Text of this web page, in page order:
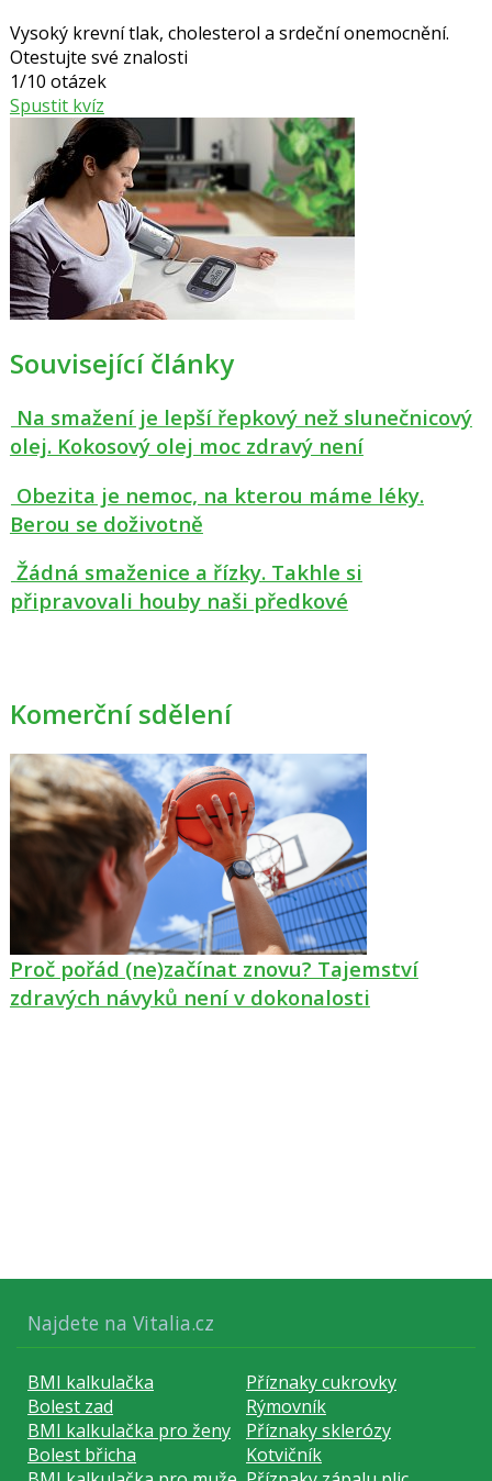
Vysoký krevní tlak, cholesterol a srdeční onemocnění.
Otestujte své znalosti
1/10 otázek
Spustit kvíz
Související články
Na smažení je lepší řepkový než slunečnicový
olej. Kokosový olej moc zdravý není
Obezita je nemoc, na kterou máme léky.
Berou se doživotně
Žádná smaženice a řízky. Takhle si
připravovali houby naši předkové
Komerční sdělení
Proč pořád (ne)začínat znovu? Tajemství
zdravých návyků není v dokonalosti
Najdete na Vitalia.cz
BMI kalkulačka
Příznaky cukrovky
Bolest zad
Rýmovník
BMI kalkulačka pro ženy
Příznaky sklerózy
Bolest břicha
Kotvičník